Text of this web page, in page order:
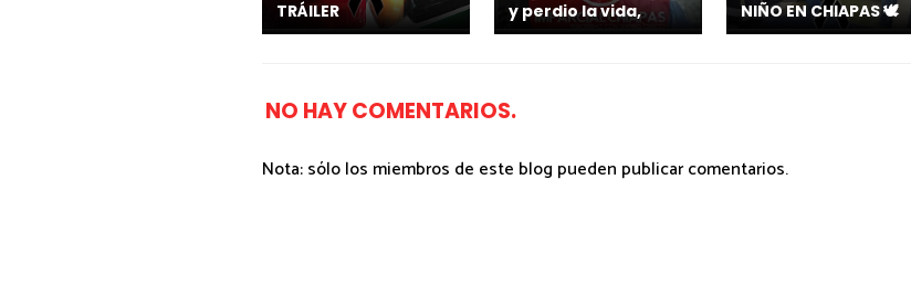
TRÁILER
y perdio la vida,
NIÑO EN CHIAPAS 🕊️
NO HAY COMENTARIOS.
Nota: sólo los miembros de este blog pueden publicar comentarios.